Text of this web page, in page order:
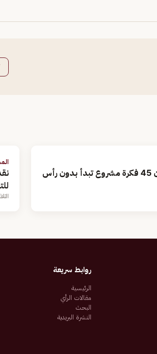
خمسة وأربعون 45 فكرة مشروع تبدأ بدون رأس
الثلاثاء 23
روابط سريعة
الرئيسية
مقالات الرأي
البحث
النشرة البريدية